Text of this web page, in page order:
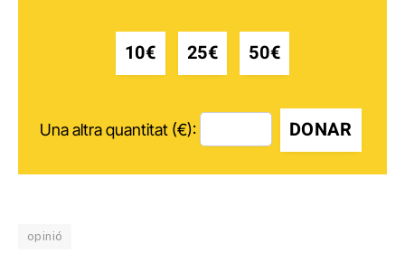
10€ 25€ 50€
Una altra quantitat (€): DONAR
opinió